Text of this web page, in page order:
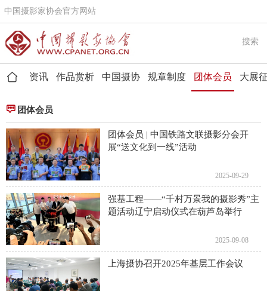
中国摄影家协会官方网站
搜索
 资讯 作品赏析 中国摄协 规章制度 团体会员 大展
 团体会员
团体会员 | 中国铁路文联摄影分会开
展“送文化到一线”活动
2025-09-29
强基工程——“千村万景我的摄影秀”主
题活动辽宁启动仪式在葫芦岛举行
2025-09-08
上海摄协召开2025年基层工作会议